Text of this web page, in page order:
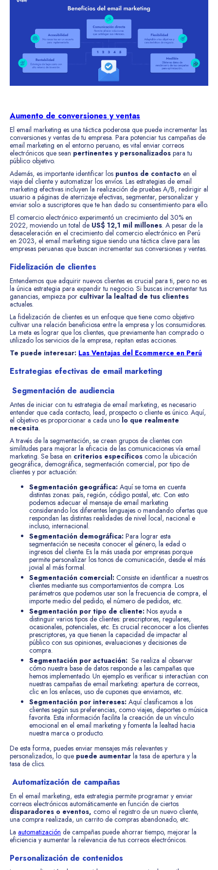
Aumento de conversiones y ventas
El email marketing es una táctica poderosa que puede incrementar las
conversiones y ventas de tu empresa. Para potenciar tus campañas de
email marketing en el entorno peruano, es vital enviar correos
electrónicos que sean pertinentes y personalizados para tu
público objetivo.
Además, es importante identificar los puntos de contacto en el
viaje del cliente y automatizar los envíos. Las estrategias de email
marketing efectivas incluyen la realización de pruebas A/B, redirigir al
usuario a páginas de aterrizaje efectivas, segmentar, personalizar y
enviar solo a suscriptores que te han dado su consentimiento para ello.
El comercio electrónico experimentó un crecimiento del 30% en
2022, moviendo un total de US$ 12,1 mil millones. A pesar de la
desaceleración en el crecimiento del comercio electrónico en Perú
en 2023, el email marketing sigue siendo una táctica clave para las
empresas peruanas que buscan incrementar sus conversiones y ventas.
Fidelización de clientes
Entendemos que adquirir nuevos clientes es crucial para ti, pero no es
la única estrategia para expandir tu negocio. Si buscas incrementar tus
ganancias, empieza por cultivar la lealtad de tus clientes
actuales.
La fidelización de clientes es un enfoque que tiene como objetivo
cultivar una relación beneficiosa entre la empresa y los consumidores.
La meta es lograr que los clientes, que previamente han comprado o
utilizado los servicios de la empresa, repitan estas acciones.
Te puede interesar: Las Ventajas del Ecommerce en Perú
Estrategias efectivas de email marketing
Segmentación de audiencia
Antes de iniciar con tu estrategia de email marketing, es necesario
entender que cada contacto, lead, prospecto o cliente es único. Aquí,
el objetivo es proporcionar a cada uno lo que realmente
necesita.
A través de la segmentación, se crean grupos de clientes con
similitudes para mejorar la eficacia de las comunicaciones vía email
marketing. Se basa en criterios específicos como la ubicación
geográfica, demográfica, segmentación comercial, por tipo de
clientes y por actuación:
Segmentación geográfica: Aquí se toma en cuenta
distintas zonas: país, región, código postal, etc. Con esto
podemos adecuar el mensaje de email marketing
considerando los diferentes lenguajes o mandando ofertas que
respondan las distintas realidades de nivel local, nacional e
incluso, internacional.
Segmentación demográfica: Para lograr esta
segmentación se necesita conocer el género, la edad o
ingresos del cliente. Es la más usada por empresas porque
permite personalizar los tonos de comunicación, desde el más
jovial al más formal.
Segmentación comercial: Consiste en identificar a nuestros
clientes mediante sus comportamientos de compra. Los
parámetros que podemos usar son la frecuencia de compra, el
importe medio del pedido, el número de pedidos, etc.
Segmentación por tipo de cliente: Nos ayuda a
distinguir varios tipos de clientes: prescriptores, regulares,
ocasionales, potenciales, etc. Es crucial reconocer a los clientes
prescriptores, ya que tienen la capacidad de impactar al
público con sus opiniones, evaluaciones y decisiones de
compra.
Segmentación por actuación: Se realiza al observar
cómo nuestra base de datos responde a las campañas que
hemos implementado. Un ejemplo es verificar si interactúan con
nuestras campañas de email marketing: apertura de correos,
clic en los enlaces, uso de cupones que enviamos, etc.
Segmentación por intereses: Aquí clasificamos a los
clientes según sus preferencias, como viajes, deportes o música
favorita. Esta información facilita la creación de un vínculo
emocional en el email marketing y fomenta la lealtad hacia
nuestra marca o producto.
De esta forma, puedes enviar mensajes más relevantes y
personalizados, lo que puede aumentar la tasa de apertura y la
tasa de clics.
Automatización de campañas
En el email marketing, esta estrategia permite programar y enviar
correos electrónicos automáticamente en función de ciertos
disparadores o eventos, como el registro de un nuevo cliente,
una compra realizada, un carrito de compras abandonado, etc.
La automatización de campañas puede ahorrar tiempo, mejorar la
eficiencia y aumentar la relevancia de tus correos electrónicos.
Personalización de contenidos